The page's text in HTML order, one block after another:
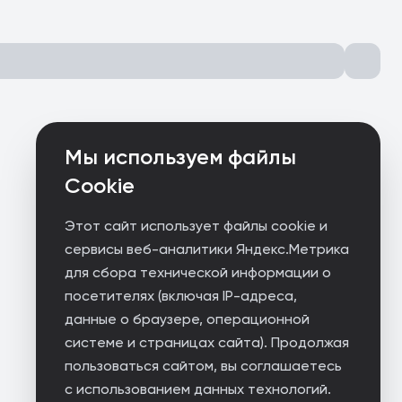
Мы используем файлы
Cookie
Этот сайт использует файлы cookie и
сервисы веб-аналитики Яндекс.Метрика
для сбора технической информации о
посетителях (включая IP-адреса,
данные о браузере, операционной
системе и страницах сайта). Продолжая
пользоваться сайтом, вы соглашаетесь
с использованием данных технологий.